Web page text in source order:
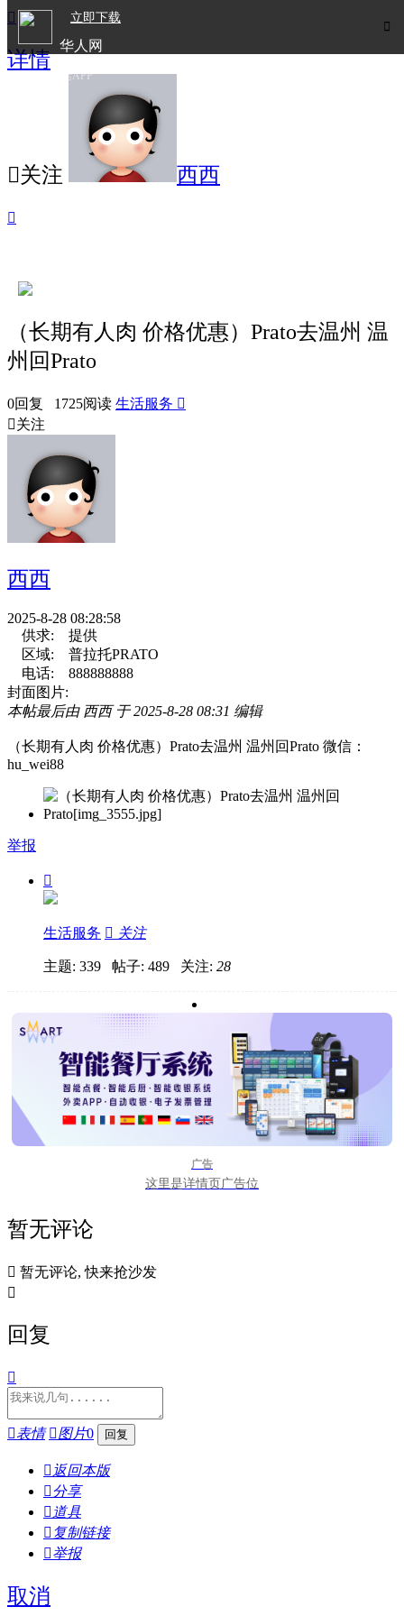

立即下载
华人网
欧洲华人生活APP

详情
关注 西西

（长期有人肉 价格优惠）Prato去温州 温
州回Prato
0回复 1725阅读 生活服务 
关注
西西
2025-8-28 08:28:58
供求:
提供
区域:
普拉托PRATO
电话:
888888888
封面图片:
本帖最后由 西西 于 2025-8-28 08:31 编辑
（长期有人肉 价格优惠）Prato去温州 温州回Prato 微信：
hu_wei88
举报

生活服务  关注
主题: 339 帖子: 489 关注: 28
广告
这里是详情页广告位
暂无评论
 暂无评论, 快来抢沙发

回复

表情 图片0
 返回本版
分享
 道具
 复制链接
举报
取消